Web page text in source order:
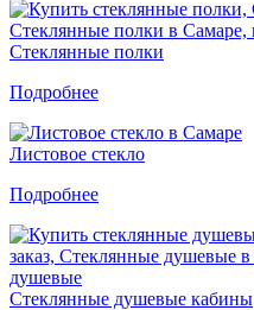
Стеклянные полки
Подробнее
Листовое стекло
Подробнее
Стеклянные душевые кабины